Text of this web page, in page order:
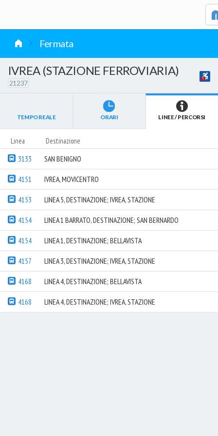
Fermata
IVREA (STAZIONE FERROVIARIA)
21237
TEMPO REALE ORARI LINEE / PERCORSI
Linea Destinazione
3133 SAN BENIGNO
4151 IVREA, MOVICENTRO
4153 LINEA 5, DESTINAZIONE; IVREA, STAZIONE
4154 LINEA 1 BARRATO, DESTINAZIONE; SAN BERNARDO
4154 LINEA 1, DESTINAZIONE; BELLAVISTA
4157 LINEA 3, DESTINAZIONE; IVREA, STAZIONE
4168 LINEA 4, DESTINAZIONE; BELLAVISTA
4168 LINEA 4, DESTINAZIONE; IVREA, STAZIONE